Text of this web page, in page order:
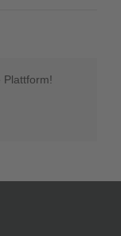
Plattform!